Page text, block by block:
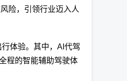
险，引领行业迈入人
体验。其中，AI代驾
程的智能辅助驾驶体